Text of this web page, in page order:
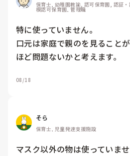
保育士, 幼稚園教諭, 認可保育園, 認証
模認可保育園, 管理職
特に使っていません。
口元は家庭で親のを見ること
ほど問題ないかと考えます。
08/18
そら
保育士, 児童発達支援施設
マスク以外の物は使っていませ